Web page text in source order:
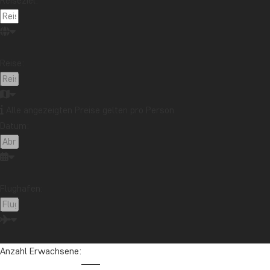
Laden Sie
Unsere Reiseziele sind unterschiedlich. Daher können auch die
Anzahl Erwachsene: